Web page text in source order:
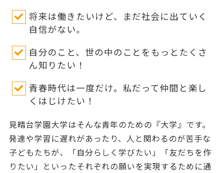
将来は働きたいけど、まだ社会に出ていく
自信がない。
自分のこと、世の中のことをもっとたくさ
ん知りたい！
青春時代は一度だけ。私だって仲間と楽し
くはじけたい！
見晴台学園大学はそんな青年のための『大学』です。
発達や学習に遅れがあったり、人と関わるのが苦手な
子どもたちが、「自分らしく学びたい」「友だちを作
りたい」といったそれぞれの願いを実現するために通